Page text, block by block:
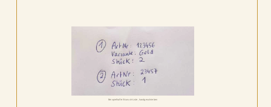
Beispielhafte Wunsch-Liste, handgeschrieben